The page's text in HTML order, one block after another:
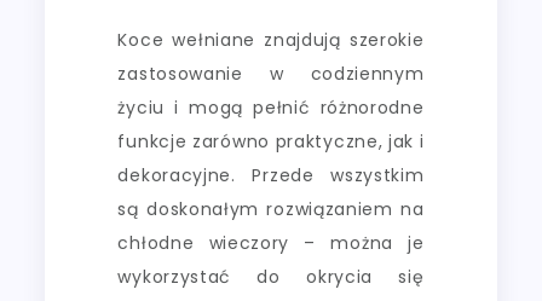
Koce wełniane znajdują szerokie
zastosowanie w codziennym
życiu i mogą pełnić różnorodne
funkcje zarówno praktyczne, jak i
dekoracyjne. Przede wszystkim
są doskonałym rozwiązaniem na
chłodne wieczory – można je
wykorzystać do okrycia się